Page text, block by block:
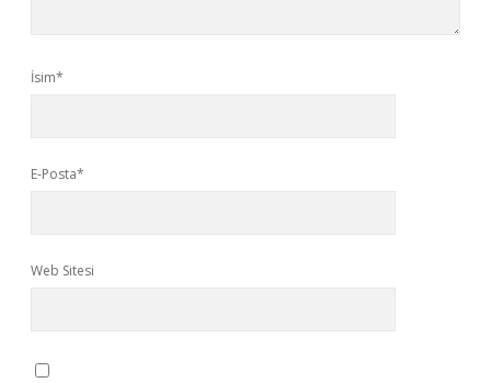
İsim*
E-Posta*
Web Sitesi